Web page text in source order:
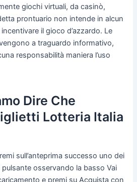
giochi virtuali, da casinò,
prontuario non intende in alcun
il gioco d’azzardo. Le
a traguardo informativo,
responsabilità maniera l’uso
Dire Che
Lotteria Italia
sull’anteprima successo uno dei
osservando la basso Vai
e premi su Acquista con